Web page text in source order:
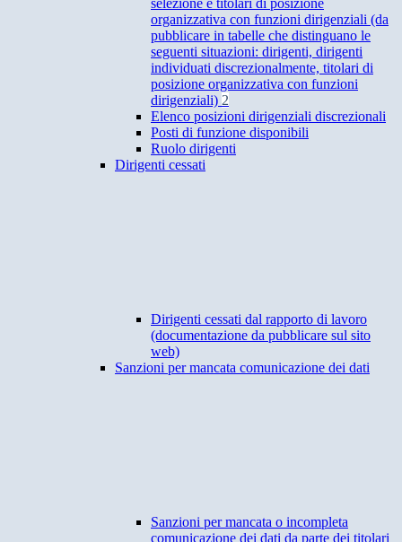
selezione e titolari di posizione
organizzativa con funzioni dirigenziali (da
pubblicare in tabelle che distinguano le
seguenti situazioni: dirigenti, dirigenti
individuati discrezionalmente, titolari di
posizione organizzativa con funzioni
dirigenziali) 2
Elenco posizioni dirigenziali discrezionali
Posti di funzione disponibili
Ruolo dirigenti
Dirigenti cessati
Dirigenti cessati dal rapporto di lavoro
(documentazione da pubblicare sul sito
web)
Sanzioni per mancata comunicazione dei dati
Sanzioni per mancata o incompleta
comunicazione dei dati da parte dei titolari